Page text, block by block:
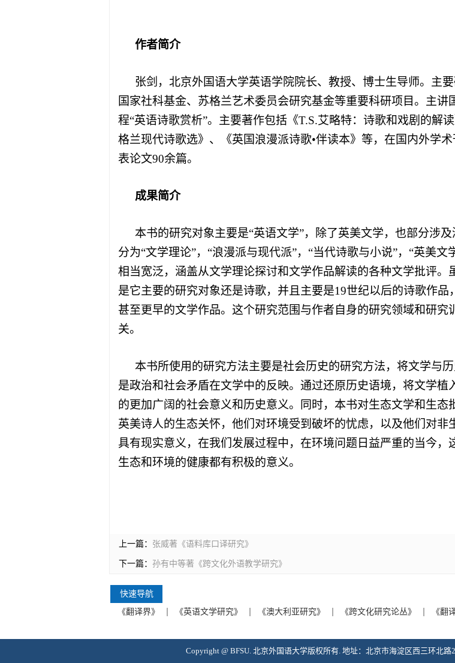
作者简介
张剑，北京外国语大学英语学院院长、教授、博士生导师。主
国家社科基金、苏格兰艺术委员会研究基金等重要科研项目。主讲
程“英语诗歌赏析”。主要著作包括《T.S.艾略特：诗歌和戏剧的解
格兰现代诗歌选》、《英国浪漫派诗歌•伴读本》等，在国内外学
表论文90余篇。
成果简介
本书的研究对象主要是“英语文学”，除了英美文学，也部分涉
分为“文学理论”， “浪漫派与现代派”， “当代诗歌与小说”， “英美文
相当宽泛，涵盖从文学理论探讨和文学作品解读的各种文学批评
是它主要的研究对象还是诗歌，并且主要是19世纪以后的诗歌作品
甚至更早的文学作品。这个研究范围与作者自身的研究领域和研
关。
本书所使用的研究方法主要是社会历史的研究方法，将文学与
是政治和社会矛盾在文学中的反映。通过还原历史语境，将文学
的更加广阔的社会意义和历史意义。同时，本书对生态文学和生
英美诗人的生态关怀，他们对环境受到破坏的忧虑，以及他们对
具有现实意义，在我们发展过程中，在环境问题日益严重的当今
生态和环境的健康都有积极的意义。
上一篇： 张威著《语料库口译研究》
下一篇： 孙有中等著《跨文化外语教学研究》
快速导航
《翻译界》
《英语文学研究》 《澳大利亚研究》 《跨文化研究论丛》 《翻
Copyright @ BFSU. 北京外国语大学版权所有. 地址：北京市海淀区西三环北